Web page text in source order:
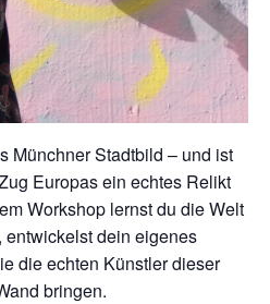
Münchner Stadtbild – und ist
Europas ein echtes Relikt
Workshop lernst du die Welt
entwickelst dein eigenes
die echten Künstler dieser
bringen.